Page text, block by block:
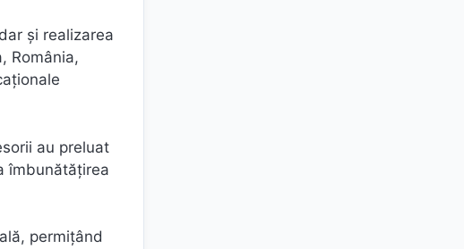
și realizarea
România,
au preluat
îmbunătățirea
permițând